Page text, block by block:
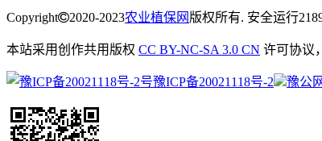
Copyright 2020-2023农业植保网 版权所有. 安全运行
本站采用创作共用版权 CC BY-NC-SA 3.0 CN 许可协议
豫ICP备20021118号-2 豫公